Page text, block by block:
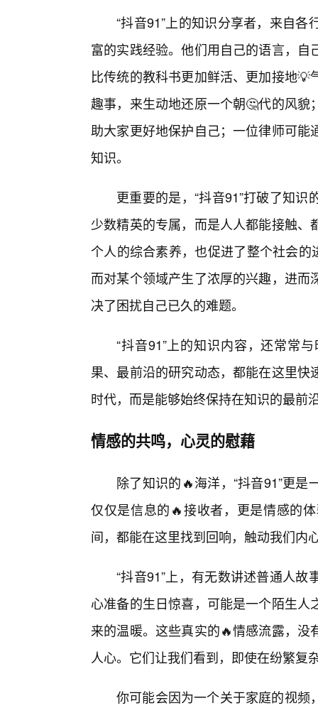
“抖音91”上的知识分享者，来自
富的实践经验。他们用自己的语言，
比传统的教科书更加鲜活、更加接地
趣事，来生动地还原一个朝🤔代的风
助大家更好地保护自己；一位律师可
知识。
更重要的是，“抖音91”打破了知
少数精英的专属，而是人人都能接触
个人的综合素养，也促进了整个社会的
而对某个领域产生了浓厚的兴趣，进
决了困扰自己已久的难题。
“抖音91”上的知识内容，还常常
果、最前沿的研究动态，都能在这里
时代，而是能够始终保持在知识的最前
情感的共鸣，心灵的慰藉
除了知识的🔥海洋，“抖音91”更
仅仅是信息的🔥接收者，更是情感的
间，都能在这里找到回响，触动我们内
“抖音91”上，有无数讲述普通人
心准备的生日惊喜，可能是一个陌生
来的温暖。这些真实的🔥情感流露，
人心。它们让我们看到，即使在纷繁复
你可能会因为一个关于家庭的视频